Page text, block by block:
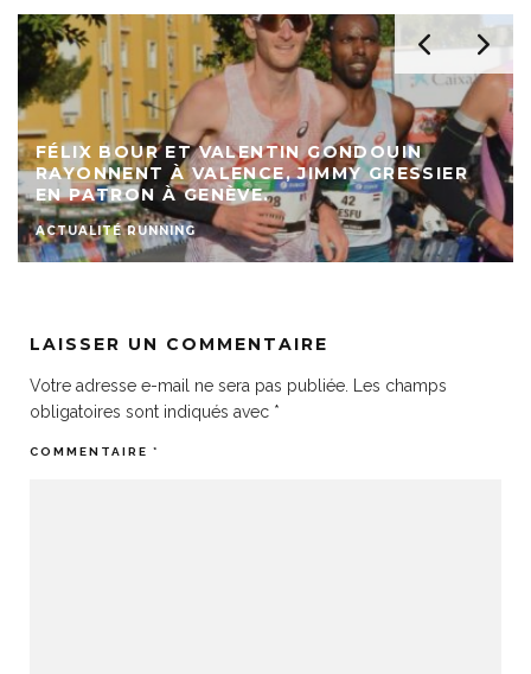
FÉLIX BOUR ET VALENTIN GONDOUIN
RAYONNENT À VALENCE, JIMMY GRESSIER
EN PATRON À GENÈVE.
ACTUALITÉ RUNNING
LAISSER UN COMMENTAIRE
Votre adresse e-mail ne sera pas publiée. Les champs
obligatoires sont indiqués avec *
COMMENTAIRE *